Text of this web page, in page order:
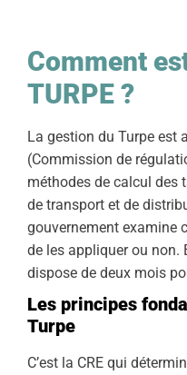
Comment
TURPE ?
La gestion du Turpe est
(Commission de
méthodes de calcul des
de transport et de
gouvernement examine
de les appliquer ou non.
dispose de deux mois
Les principes
Turpe
C’est la CRE qui